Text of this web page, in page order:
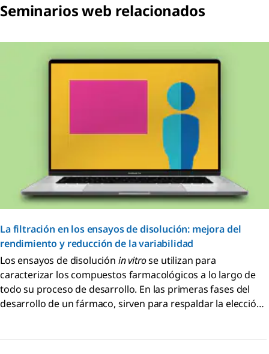
Seminarios web relacionados
La filtración en los ensayos de disolución: mejora del
rendimiento y reducción de la variabilidad
Los ensayos de disolución in vitrose utilizan para
caracterizar los compuestos farmacológicos a lo largo de
todo su proceso de desarrollo. En las primeras fases del
desarrollo de un fármaco, sirven para respaldar la elección